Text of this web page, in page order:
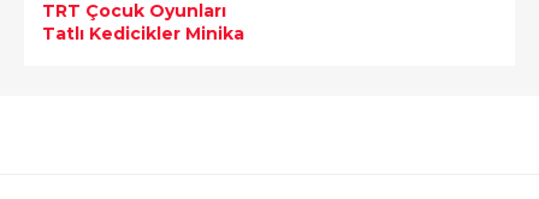
TRT Çocuk Oyunları
Tatlı Kedicikler Minika